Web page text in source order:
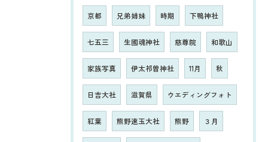
京都 兄弟姉妹 時期 下鴨神社
七五三 生國魂神社 慈尊院 和歌山
家族写真 伊太祁曽神社 11月 秋
日吉大社 滋賀県 ウエディングフォト
紅葉 熊野速玉大社 熊野 ３月